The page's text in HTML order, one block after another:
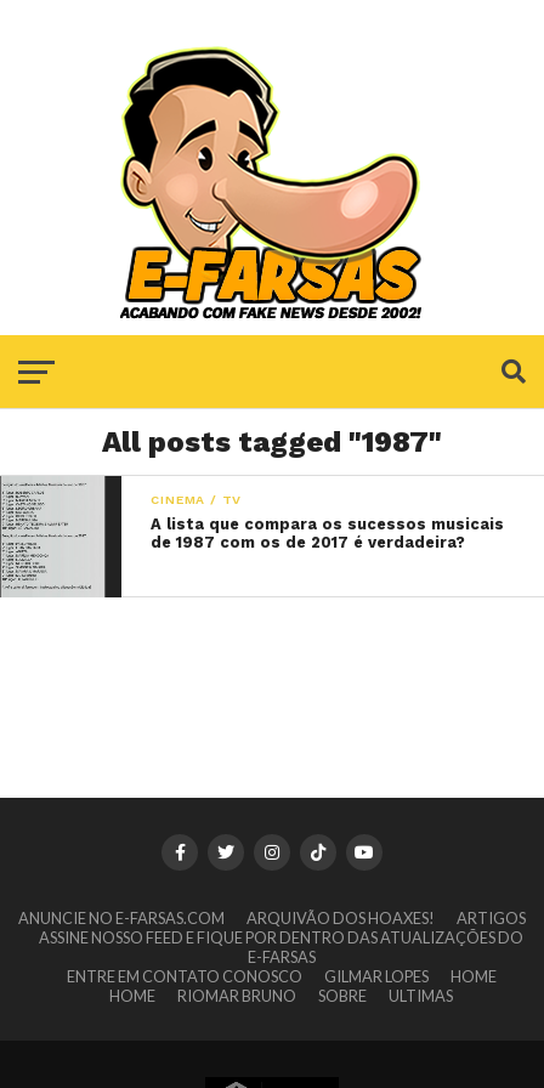
All posts tagged "1987"
CINEMA / TV
A lista que compara os sucessos musicais
de 1987 com os de 2017 é verdadeira?
ANUNCIE NO E-FARSAS.COM ARQUIVÃO DOS HOAXES!
ARTIGOS
ASSINE NOSSO FEED E FIQUE POR DENTRO DAS ATUALIZAÇÕES DO
E-FARSAS
ENTRE EM CONTATO CONOSCO
GILMAR LOPES
HOME
HOME
RIOMAR BRUNO SOBRE ULTIMAS